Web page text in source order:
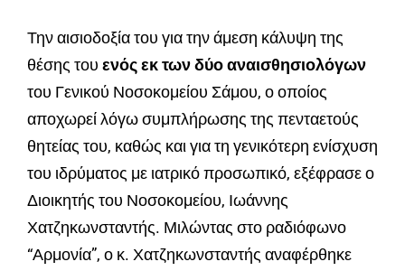
Την αισιοδοξία του για την άμεση κάλυψη της
θέσης του ενός εκ των δύο αναισθησιολόγων
του Γενικού Νοσοκομείου Σάμου, ο οποίος
αποχωρεί λόγω συμπλήρωσης της πενταετούς
θητείας του, καθώς και για τη γενικότερη ενίσχυση
του ιδρύματος με ιατρικό προσωπικό, εξέφρασε ο
Διοικητής του Νοσοκομείου, Ιωάννης
Χατζηκωνσταντής. Μιλώντας στο ραδιόφωνο
“Αρμονία”, ο κ. Χατζηκωνσταντής αναφέρθηκε